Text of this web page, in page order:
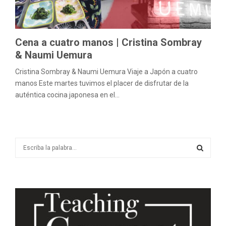
E
N
U
Cena a cuatro manos | Cristina Sombray
& Naumi Uemura
Cristina Sombray & Naumi Uemura Viaje a Japón a cuatro
manos Este martes tuvimos el placer de disfrutar de la
auténtica cocina japonesa en el...
E